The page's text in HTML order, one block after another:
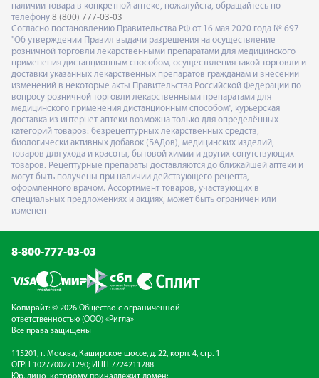
наличии товара в конкретной аптеке, пожалуйста, обращайтесь по
телефону 8 (800) 777-03-03
Согласно постановлению Правительства РФ от 16 мая 2020 года № 697
"Об утверждении Правил выдачи разрешения на осуществление
розничной торговли лекарственными препаратами для медицинского
применения дистанционным способом, осуществления такой торговли и
доставки указанных лекарственных препаратов гражданам и внесении
изменений в некоторые акты Правительства Российской Федерации по
вопросу розничной торговли лекарственными препаратами для
медицинского применения дистанционным способом", курьерская
доставка из интернет-аптеки возможна только для определённых
категорий товаров: безрецептурных лекарственных средств,
биологически активных добавок (БАДов), медицинских изделий,
товаров для ухода и красоты, бытовой химии и других сопутствующих
товаров. Рецептурные препараты доставляются до ближайшей аптеки и
могут быть получены при наличии действующего рецепта,
оформленного врачом. Ассортимент товаров, участвующих в
специальных предложениях и акциях, может быть ограничен или
изменен
8-800-777-03-03
Копирайт: © 2026 Общество с ограниченной
ответственностью (ООО) «Ригла»
Все права защищены
115201, г. Москва, Каширское шоссе, д. 22, корп. 4, стр. 1
ОГРН 1027700271290; ИНН 7724211288